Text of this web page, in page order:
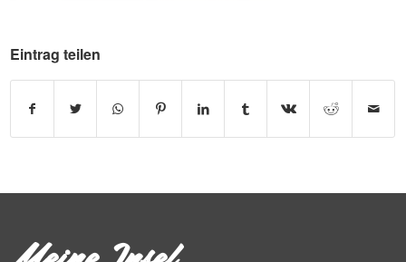
Eintrag teilen